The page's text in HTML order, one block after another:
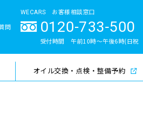
検索
問
WECARS お客様相談窓口
0120-733-500
受付時間 午前10時〜午後6時(日祝
オイル交換・点検・整備予約